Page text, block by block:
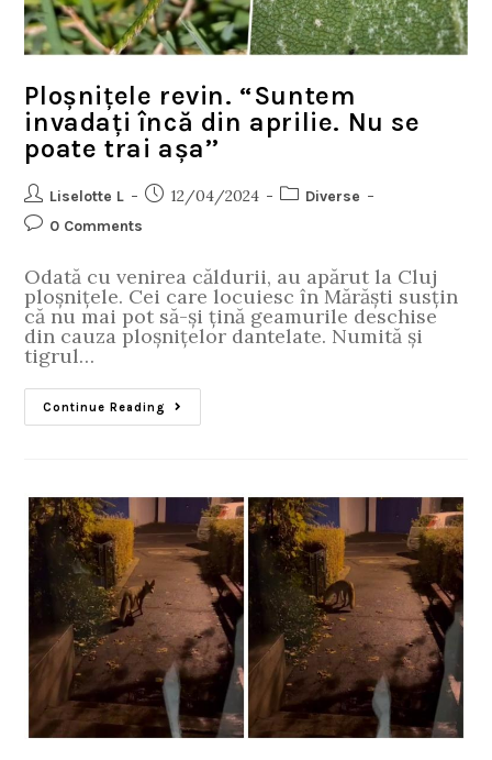
Ploșnițele revin. “Suntem
invadați încă din aprilie. Nu se
poate trai așa’’
Liselotte L 12/04/2024
Diverse
0 Comments
Odată cu venirea căldurii, au apărut la Cluj
ploșnițele. Cei care locuiesc în Mărăști susțin
că nu mai pot să-și țină geamurile deschise
din cauza ploșnițelor dantelate. Numită și
tigrul…
Continue Reading